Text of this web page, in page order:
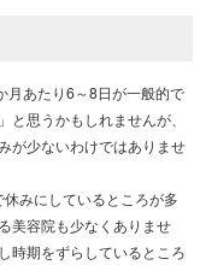
月あたり6～8日が一般的で
思うかもしれませんが、
が少ないわけではありませ
みにしているところが多
美容院も少なくありませ
時期をずらしているところ